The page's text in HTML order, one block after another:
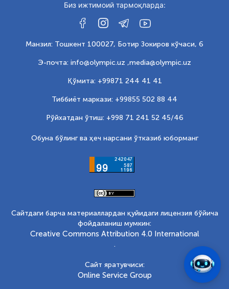
Биз ижтимоий тармоқларда:
Манзил: Тошкент 100027, Ботир Зокиров кўчаси, 6
Э-почта: info@olympic.uz ,media@olympic.uz
Қўмита: +99871 244 41 41
Тиббиёт маркази: +99855 502 88 44
Рўйхатдан ўтиш: +998 71 241 52 45/46
Обуна бўлинг ва ҳеч нарсани ўтказиб юборманг
Сайтдаги барча материаллардан қуйидаги лицензия бўйича
фойдаланиш мумкин:
Creative Commons Attribution 4.0 International
.
Сайт яратувчиси:
Online Service Group